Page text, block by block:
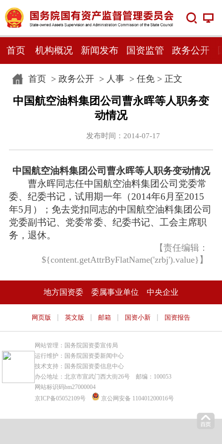
首页 机构概况 新闻发布 国资监管 政务公开
首页> 政务公开> 人事> 任免> 正文
中国航空油料集团公司曹永晖等人职务变
动情况
发布时间：2014-07-17
中国航空油料集团公司曹永晖等人职务变动情况
曹永晖同志任中国航空油料集团公司党委常
委、纪委书记，试用期一年（2014年6月至2015
年5月）；免去党扣同志的中国航空油料集团公司
党委副书记、党委常委、纪委书记、工会主席职
务，退休。
【责任编辑：
${content.getAttrByFlatName('zrbj').value}】
地方国资委 委属事业单位 中央企业
网页版 | 英文版 | 邮箱 | 国资小新 | 国资报告
网站管理：国务院国资委宣传局
运行维护：国务院国资委新闻中心
技术支持：国务院国资委信息中心
办公地址：北京市宣武门西大街26号 邮编：100053
网站标识码bm27000004
京ICP备05052109号
京公网安备 110401200016号